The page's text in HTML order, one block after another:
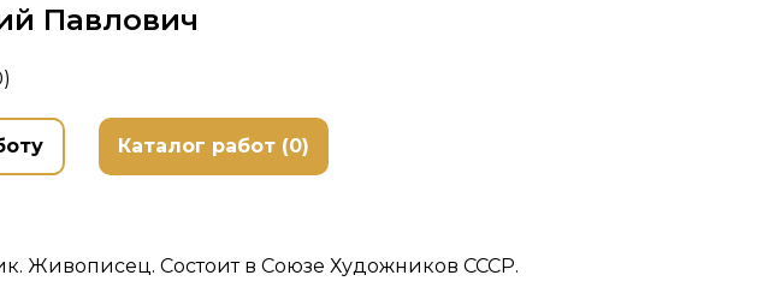
Павлович
Каталог работ (0)
Живописец. Состоит в Союзе Художников СССР.